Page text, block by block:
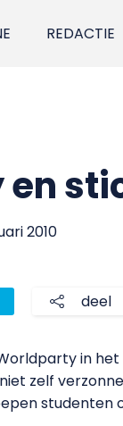
REDACTIE
2010
deel
in
zelf